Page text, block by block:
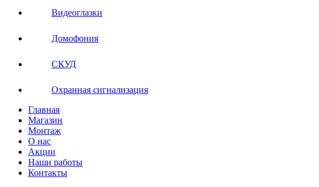
Видеоглазки
Домофония
СКУД
Охранная сигнализация
Главная
Магазин
Монтаж
О нас
Акции
Наши работы
Контакты